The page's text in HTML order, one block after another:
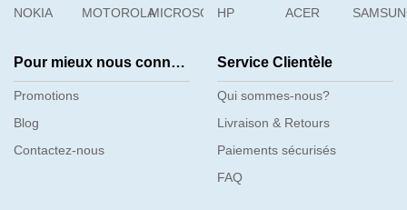
NOKIA
MOTOROLAMICROSOFTHP
ACER
Pour mieux nous connaître
Promotions
Blog
Contactez-nous
Service Clientèle
Qui sommes-nous?
Livraison & Retours
Paiements sécurisés
FAQ